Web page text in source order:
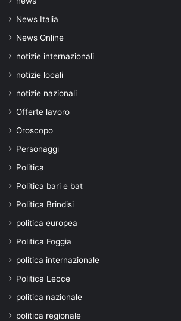
News Italia
News Online
notizie internazionali
notizie locali
notizie nazionali
Offerte lavoro
Oroscopo
Personaggi
Politica
Politica bari e bat
Politica Brindisi
politica europea
Politica Foggia
politica internazionale
Politica Lecce
politica nazionale
politica regionale